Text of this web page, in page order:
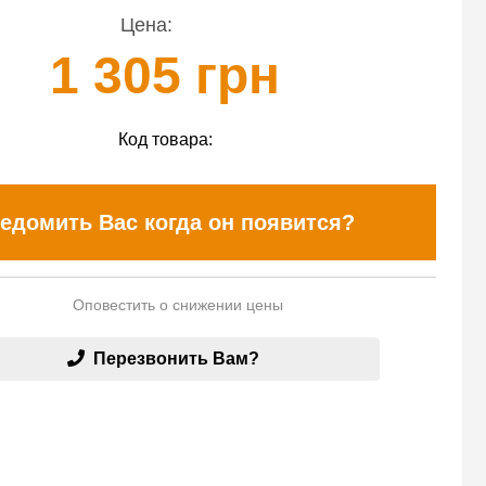
Цена:
1 305 грн
Код товара:
Вас когда он появится?
Оповестить о снижении цены
Перезвонить Вам?